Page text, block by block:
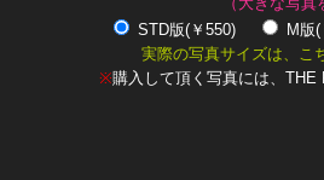
STD版(￥550)
M版
実際の写真サイズは、こ
※購入して頂く写真には、THE